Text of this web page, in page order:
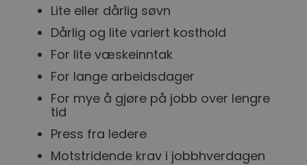
Lite eller dårlig søvn
Dårlig og lite variert kosthold
For lite væskeinntak
For lange arbeidsdager
For mye å gjøre på jobb over lengre
tid
Press fra ledere
Motstridende krav i jobbhverdagen